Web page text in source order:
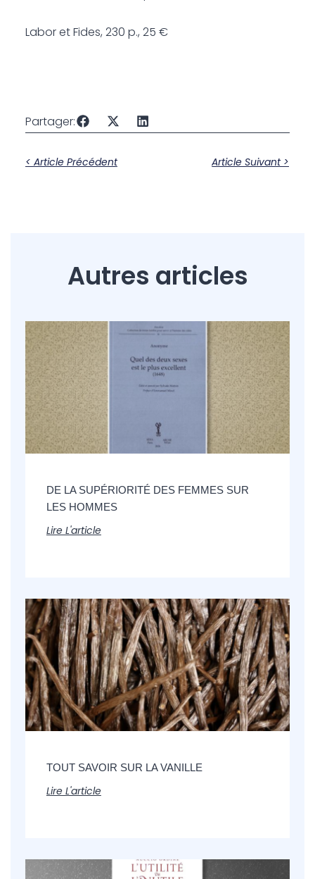
Labor et Fides, 230 p., 25 €
Partager:
< Article Précédent Article Suivant >
Autres articles
DE LA SUPÉRIORITÉ DES FEMMES SUR
LES HOMMES
Lire L'article
TOUT SAVOIR SUR LA VANILLE
Lire L'article